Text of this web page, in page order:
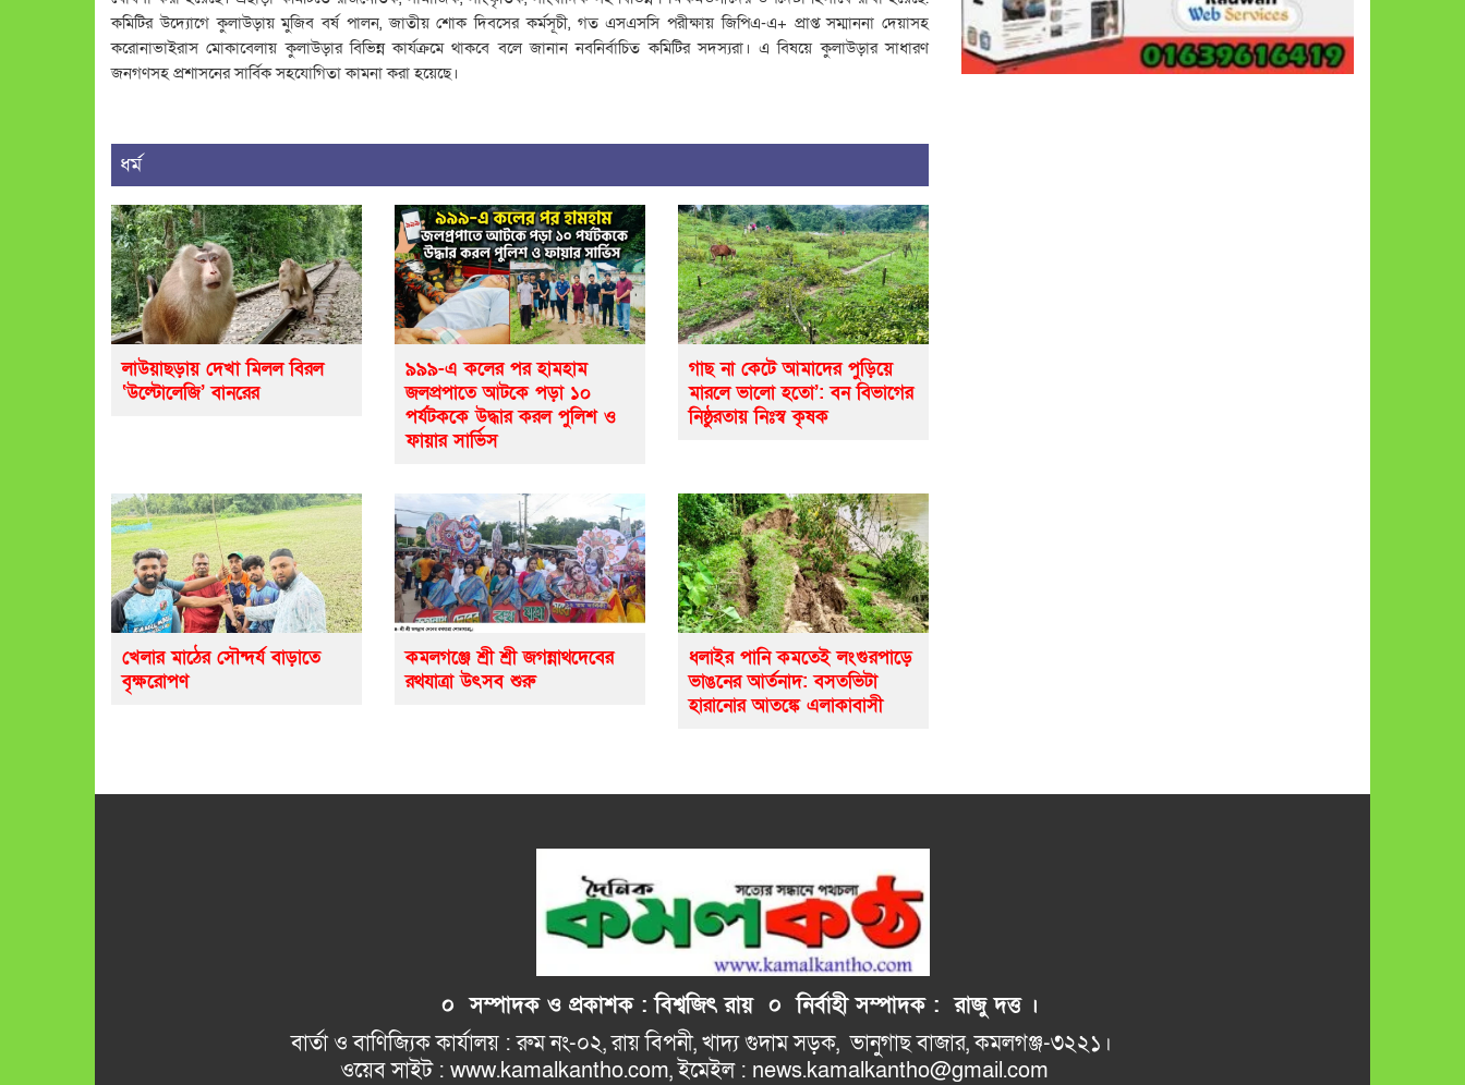
কমিটির উদ্যোগে কুলাউড়ায় মুজিব বর্ষ পালন, জাতীয় শোক দিবসের কর্মসূচী, গত এসএসসি পরীক্ষায় জিপিএ-এ+ প্রাপ্ত সম্মাননা দেয়াসহ
করোনাভাইরাস মোকাবেলায় কুলাউড়ার বিভিন্ন কার্যক্রমে থাকবে বলে জানান নবনির্বাচিত কমিটির সদস্যরা। এ বিষয়ে কুলাউড়ার সাধারণ
জনগণসহ প্রশাসনের সার্বিক সহযোগিতা কামনা করা হয়েছে।
ধর্ম
লাউয়াছড়ায় দেখা মিলল বিরল
‘উল্টোলেজি’ বানরের
৯৯৯-এ কলের পর হামহাম
জলপ্রপাতে আটকে পড়া ১০
পর্যটককে উদ্ধার করল পুলিশ ও
ফায়ার সার্ভিস
গাছ না কেটে আমাদের পুড়িয়ে
মারলে ভালো হতো’: বন বিভাগের
নিষ্ঠুরতায় নিঃস্ব কৃষক
খেলার মাঠের সৌন্দর্য বাড়াতে
বৃক্ষরোপণ
কমলগঞ্জে শ্রী শ্রী জগন্নাথদেবের
রথযাত্রা উৎসব শুরু
ধলাইর পানি কমতেই লংগুরপাড়ে
ভাঙনের আর্তনাদ: বসতভিটা
হারানোর আতঙ্কে এলাকাবাসী
০ সম্পাদক ও প্রকাশক : বিশ্বজিৎ রায় ০ নির্বাহীসম্পাদক : রাজু দত্ত ।
বার্তা ও বাণিজ্যিক কার্যালয় : রুম নং-০২, রায় বিপনী, খাদ্য গুদাম সড়ক, ভানুগাছ বাজার, কমলগঞ্জ-৩২২১।
ওয়েব সাইট : www.kamalkantho.com, ইমেইল : news.kamalkantho@gmail.com